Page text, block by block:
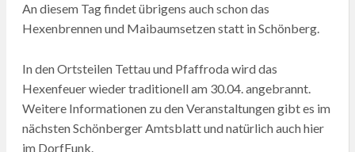
An diesem Tag findet übrigens auch schon das
Hexenbrennen und Maibaumsetzen statt in Schönberg.
In den Ortsteilen Tettau und Pfaffroda wird das
Hexenfeuer wieder traditionell am 30.04. angebrannt.
Weitere Informationen zu den Veranstaltungen gibt es im
nächsten Schönberger Amtsblatt und natürlich auch hier
im DorfFunk.